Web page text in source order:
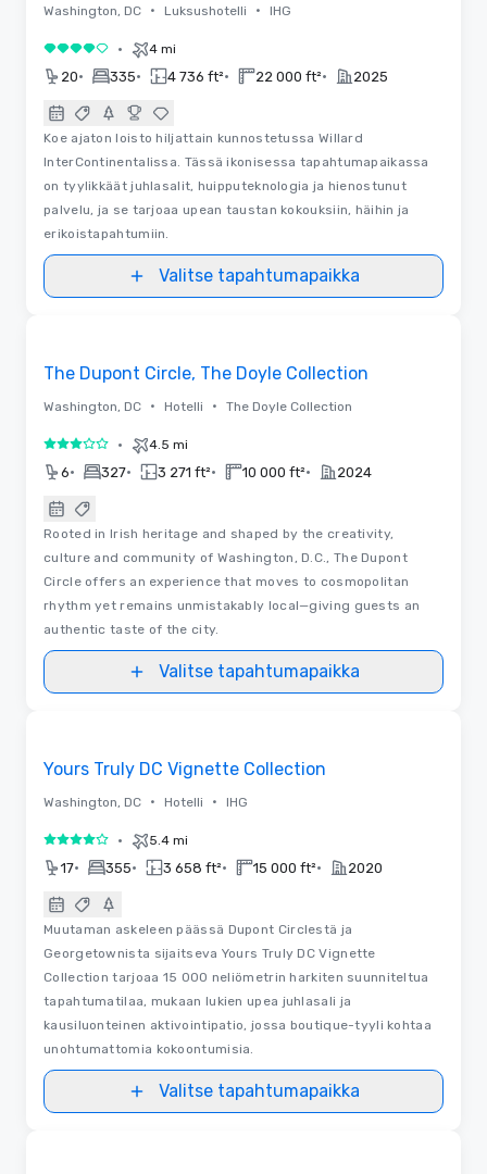
Washington, DC • Luksushotelli • IHG
4 / 5 • 4 mi
20• 335• 4 736 ft²• 22 000 ft²• 2025
Koe ajaton loisto hiljattain kunnostetussa Willard
InterContinentalissa. Tässä ikonisessa tapahtumapaikassa
on tyylikkäät juhlasalit, huipputeknologia ja hienostunut
palvelu, ja se tarjoaa upean taustan kokouksiin, häihin ja
erikoistapahtumiin.
Valitse tapahtumapaikka
The Dupont Circle, The Doyle Collection
Washington, DC • Hotelli • The Doyle Collection
3 / 5 • 4.5 mi
6• 327• 3 271 ft²• 10 000 ft²• 2024
Rooted in Irish heritage and shaped by the creativity,
culture and community of Washington, D.C., The Dupont
Circle offers an experience that moves to cosmopolitan
rhythm yet remains unmistakably local—giving guests an
authentic taste of the city.
Valitse tapahtumapaikka
Yours Truly DC Vignette Collection
Washington, DC • Hotelli • IHG
4 / 5 • 5.4 mi
17• 355• 3 658 ft²• 15 000 ft²• 2020
Muutaman askeleen päässä Dupont Circlestä ja
Georgetownista sijaitseva Yours Truly DC Vignette
Collection tarjoaa 15 000 neliömetrin harkiten suunniteltua
tapahtumatilaa, mukaan lukien upea juhlasali ja
kausiluonteinen aktivointipatio, jossa boutique-tyyli kohtaa
unohtumattomia kokoontumisia.
Valitse tapahtumapaikka